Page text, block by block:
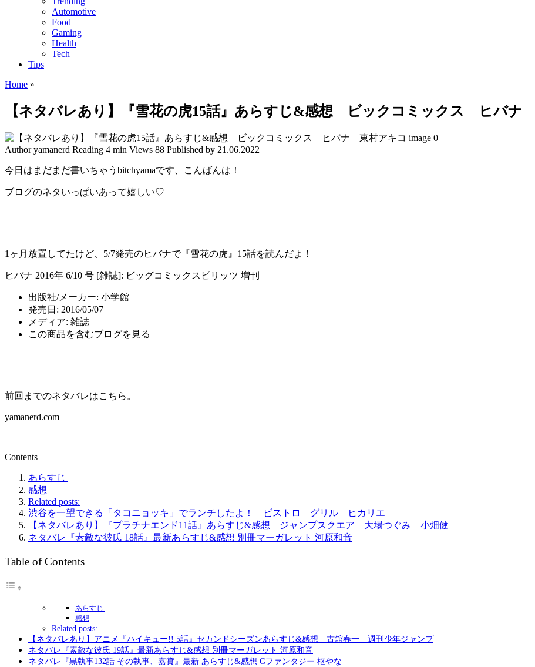
Automotive
Food
Gaming
Health
Tech
Tips
Home »
【ネタバレあり】『雪花の虎15話』あらすじ&感想 ビックコミックス ヒバナ
Author yamanerd Reading 4 min Views 88 Published by 21.06.2022
今日はまだまだ書いちゃうbitchyamaです、こんばんは！
ブログのネタいっぱいあって嬉しい♡
1ヶ月放置してたけど、5/7発売のヒバナで『雪花の虎』15話を読んだよ！
ヒバナ 2016年 6/10 号 [雑誌]: ビッグコミックスピリッツ 増刊
出版社/メーカー: 小学館
発売日: 2016/05/07
メディア: 雑誌
この商品を含むブログを見る
前回までのネタバレはこちら。
yamanerd.com
Contents
あらすじ
感想
Related posts:
渋谷を一望できる「タコニョッキ」でランチしたよ！ ビストロ グリル ヒカリエ
【ネタバレあり】『プラチナエンド11話』あらすじ&感想 ジャンプスクエア 大場つぐみ 小畑健
ネタバレ『素敵な彼氏 18話』最新あらすじ&感想 別冊マーガレット 河原和音
Table of Contents
あらすじ
感想
Related posts:
【ネタバレあり】アニメ『ハイキュー!! 5話』セカンドシーズンあらすじ&感想 古舘春一 週刊少年ジャンプ
ネタバレ『素敵な彼氏 19話』最新あらすじ&感想 別冊マーガレット 河原和音
ネタバレ『黒執事132話 その執事、嘉賞』最新 あらすじ&感想 Gファンタジー 枢やな